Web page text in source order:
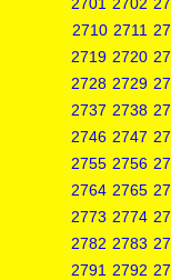
2710 2711
2719 2720
2728 2729
2737 2738
2746 2747
2755 2756
2764 2765
2773 2774
2782 2783
2791 2792